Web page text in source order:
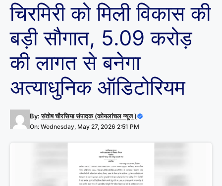
चिरमिरी को मिली विकास की
बड़ी सौगात, 5.09 करोड़
की लागत से बनेगा
अत्याधुनिक ऑडिटोरियम
By:संतोष चौरसिया संपादक (कोयलांचल न्यूज )
On: Wednesday, May 27, 2026 2:51 PM